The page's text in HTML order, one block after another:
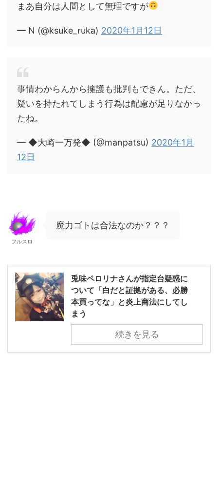
まあ自分は人間として無理ですが
— N (@ksuke_ruka) 2020年1月12日
事情わからんから擁護も批判もできん。ただ、
疑いを持たれてしまう行為は配慮が足りなかっ
たね。
— ◆大崎一万発◆ (@manpatsu) 2020年1月
12日
フルスロ
魔力ゴトは合法なのか？？？
兎味ペロリナさんが指定台疑惑に
ついて「白だと証拠がある、必勝
本買ってな」と炎上商法にしてし
まう
続きを見る